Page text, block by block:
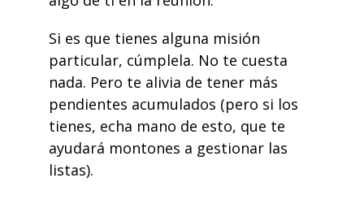
Si es que tienes alguna misión
particular, cúmplela. No te cuesta
nada. Pero te alivia de tener más
pendientes acumulados (pero si los
tienes, echa mano de esto, que te
ayudará montones a gestionar las
listas).